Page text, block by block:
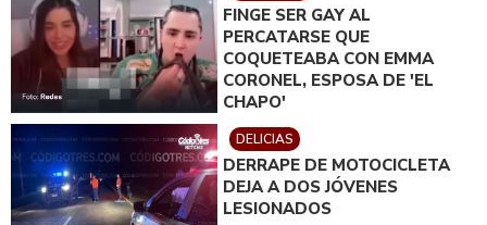
FINGE SER GAY AL
PERCATARSE QUE
COQUETEABA CON EMMA
CORONEL, ESPOSA DE 'EL
CHAPO'
DELICIAS
DERRAPE DE MOTOCICLETA
DEJA A DOS JÓVENES
LESIONADOS